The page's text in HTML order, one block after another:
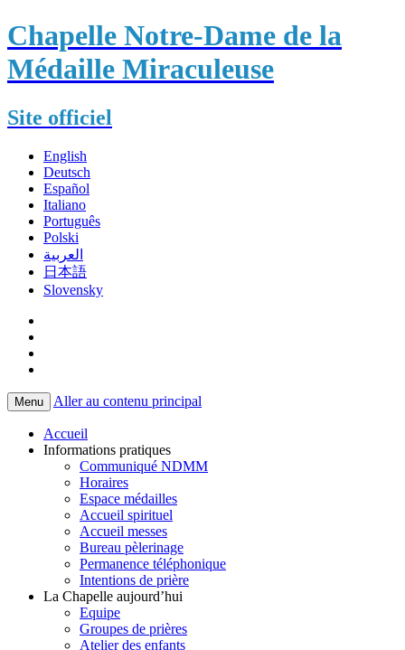
Chapelle Notre-Dame de la
Médaille Miraculeuse
Site officiel
English
Deutsch
Español
Italiano
Português
Polski
العربية
日本語
Slovensky
Menu Aller au contenu principal
Accueil
Informations pratiques
Communiqué NDMM
Horaires
Espace médailles
Accueil spirituel
Accueil messes
Bureau pèlerinage
Permanence téléphonique
Intentions de prière
La Chapelle aujourd’hui
Equipe
Groupes de prières
Atelier des enfants